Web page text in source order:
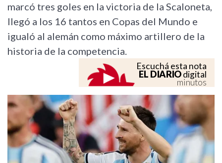
marcó tres goles en la victoria de la Scaloneta,
llegó a los 16 tantos en Copas del Mundo e
igualó al alemán como máximo artillero de la
historia de la competencia.
Escuchá esta nota
EL DIARIOdigital
minutos